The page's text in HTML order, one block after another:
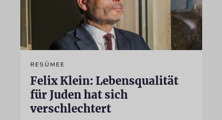
RESÜMEE
Felix Klein: Lebensqualität
für Juden hat sich
verschlechtert